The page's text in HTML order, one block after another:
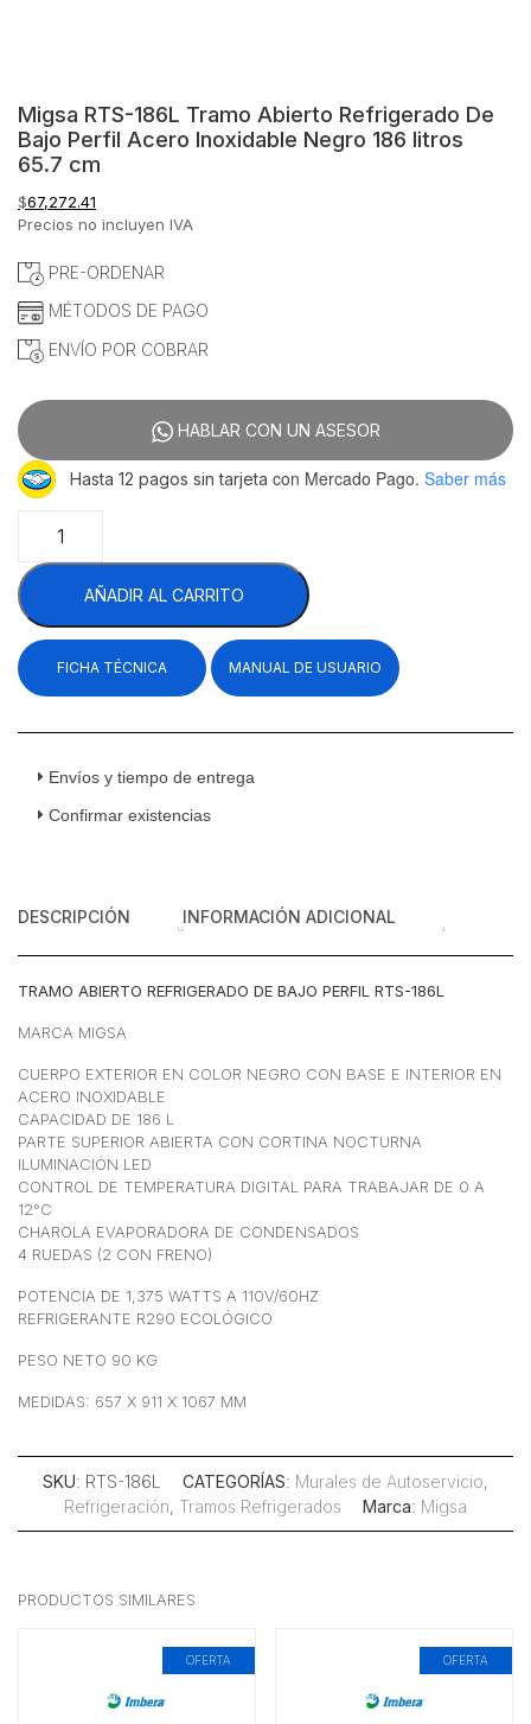
Migsa RTS-186L Tramo Abierto Refrigerado De
Bajo Perfil Acero Inoxidable Negro 186 litros
65.7 cm
$67,272.41
Precios no incluyen IVA
PRE-ORDENAR
MÉTODOS DE PAGO
ENVÍO POR COBRAR
HABLAR CON UN ASESOR
Hasta 12 pagos sin tarjeta con Mercado Pago. Saber más
186L
Tramo
Abierto
Refrigerado
De
Bajo
Inoxidable
186
cantidad
AÑADIR AL CARRITO
FICHA TÉCNICA MANUAL DE USUARIO
Envíos y tiempo de entrega
Confirmar existencias
DESCRIPCIÓN INFORMACIÓN ADICIONAL
TRAMO ABIERTO REFRIGERADO DE BAJO PERFIL RTS-186L
MARCA MIGSA
CUERPO EXTERIOR EN COLOR NEGRO CON BASE E INTERIOR EN
ACERO INOXIDABLE
CAPACIDAD DE 186 L
PARTE SUPERIOR ABIERTA CON CORTINA NOCTURNA
ILUMINACIÓN LED
CONTROL DE TEMPERATURA DIGITAL PARA TRABAJAR DE 0 A
12°C
CHAROLA EVAPORADORA DE CONDENSADOS
4 RUEDAS (2 CON FRENO)
POTENCIA DE 1,375 WATTS A 110V/60HZ
REFRIGERANTE R290 ECOLÓGICO
PESO NETO 90 KG
MEDIDAS: 657 X 911 X 1067 MM
SKU: RTS-186L CATEGORÍAS: Murales de Autoservicio,
Refrigeración, Tramos Refrigerados Marca: Migsa
PRODUCTOS SIMILARES
OFERTA OFERTA